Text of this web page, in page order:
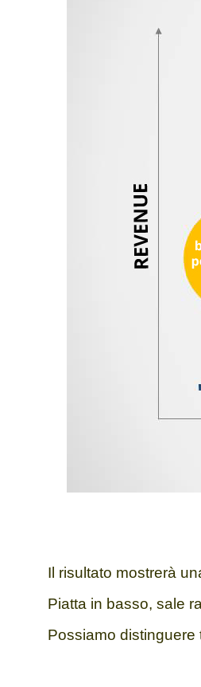
Il risultato mostrerà
Piatta in basso, sale
Possiamo distinguere